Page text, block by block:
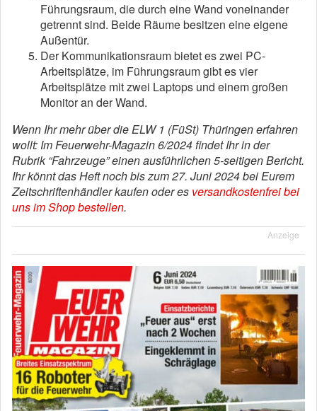
Führungsraum, die durch eine Wand voneinander
getrennt sind. Beide Räume besitzen eine eigene
Außentür.
Der Kommunikationsraum bietet es zwei PC-
Arbeitsplätze, im Führungsraum gibt es vier
Arbeitsplätze mit zwei Laptops und einem großen
Monitor an der Wand.
Wenn Ihr mehr über die ELW 1 (FüSt) Thüringen erfahren
wollt: Im Feuerwehr-Magazin 6/2024 findet Ihr in der
Rubrik “Fahrzeuge” einen ausführlichen 5-seitigen Bericht.
Ihr könnt das Heft noch bis zum 27. Juni 2024 bei Eurem
Zeitschriftenhändler kaufen oder es versandkostenfrei bei
uns im Shop bestellen.
Anzeige